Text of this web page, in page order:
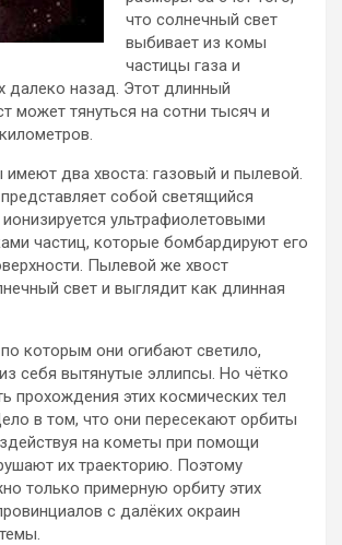
что солнечный свет
выбивает из комы
частицы газа и
далеко назад. Этот длинный
может тянуться на сотни тысяч и
два хвоста: газовый и пылевой.
собой светящийся
ультрафиолетовыми
частиц, которые бомбардируют его
Пылевой же хвост
свет и выглядит как длинная
которым они огибают светило,
себя вытянутые эллипсы. Но чётко
прохождения этих космических тел
в том, что они пересекают орбиты
на кометы при помощи
их траекторию. Поэтому
только примерную орбиту этих
с далёких окраин